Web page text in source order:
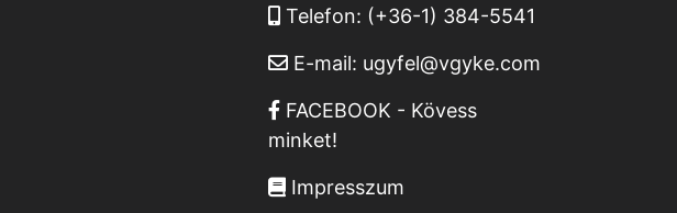
Telefon: (+36-1) 384-5541
E-mail: ugyfel@vgyke.com
FACEBOOK - Kövess
minket!
Impresszum